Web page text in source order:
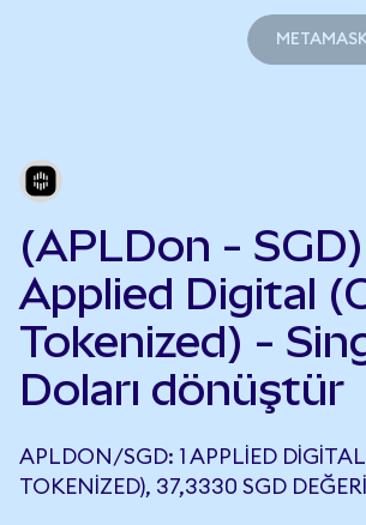
(APLDon - SGD)
Applied Digital
Tokenized) -
Doları dönüştür
APLDON/SGD: 1 APPLIED
TOKENIZED), 37,3330 SGD